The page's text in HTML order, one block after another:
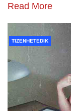
Read More
TIZENHETEDIK